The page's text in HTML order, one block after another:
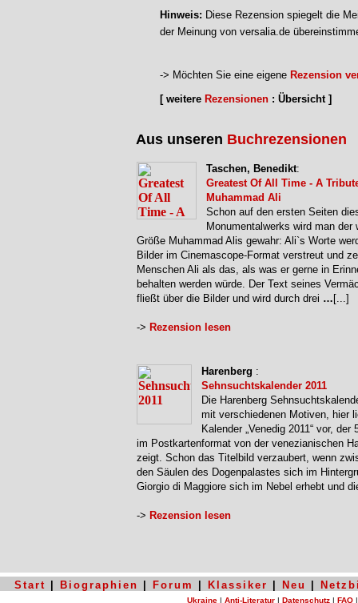
Hinweis: Diese Rezension spiegelt die
der Meinung von versalia.de
-> Möchten Sie eine eigene Rezension
[ weitere Rezensionen : Übersicht ]
Aus unseren Buchrezensionen
Taschen, Benedikt:
Greatest Of All Time - A
Muhammad Ali
Schon auf den ersten Seiten
Monumentalwerks wird man der
Größe Muhammad Alis gewahr: Ali`s Worte
Bilder im Cinemascope-Format verstreut und
Menschen Ali als das, als was er gerne in
behalten werden würde. Der Text seines
fließt über die Bilder und wird durch drei … [...]
-> Rezension lesen
Harenberg :
Sehnsuchtskalender 2011
Die Harenberg
mit verschiedenen Motiven, hier
Kalender „Venedig 2011“ vor, der
im Postkartenformat von der venezianischen
zeigt. Schon das Titelbild verzaubert, wenn
den Säulen des Dogenpalastes sich im
Giorgio di Maggiore sich im Nebel erhebt und
-> Rezension lesen
Start Biographien Forum Klassiker Neu
Ukraine | Anti-Literatur | Datenschutz | FAQ